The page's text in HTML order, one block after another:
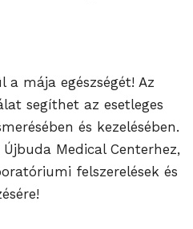
mája egészségét! Az
segíthet az esetleges
és kezelésében.
Medical Centerhez,
felszerelések és